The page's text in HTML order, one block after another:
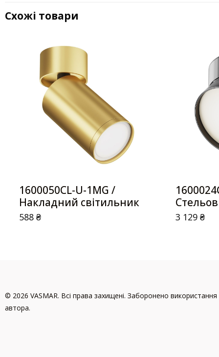
Схожі товари
1600050CL-U-1MG /
Накладний світильник
588₴ 3 129₴
© 2026 VASMAR. Всі права захищені. Заборонено використання
автора.